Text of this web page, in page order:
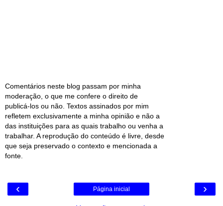
Comentários neste blog passam por minha
moderação, o que me confere o direito de
publicá-los ou não. Textos assinados por mim
refletem exclusivamente a minha opinião e não a
das instituições para as quais trabalho ou venha a
trabalhar. A reprodução do conteúdo é livre, desde
que seja preservado o contexto e mencionada a
fonte.
‹ ›
Página inicial